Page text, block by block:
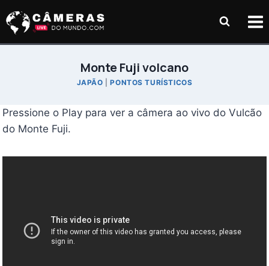
para
Monte Fuji volcano
JAPÃO |PONTOS TURÍSTICOS
Pressione o Play para ver a câmera ao vivo do Vulcão
do Monte Fuji.